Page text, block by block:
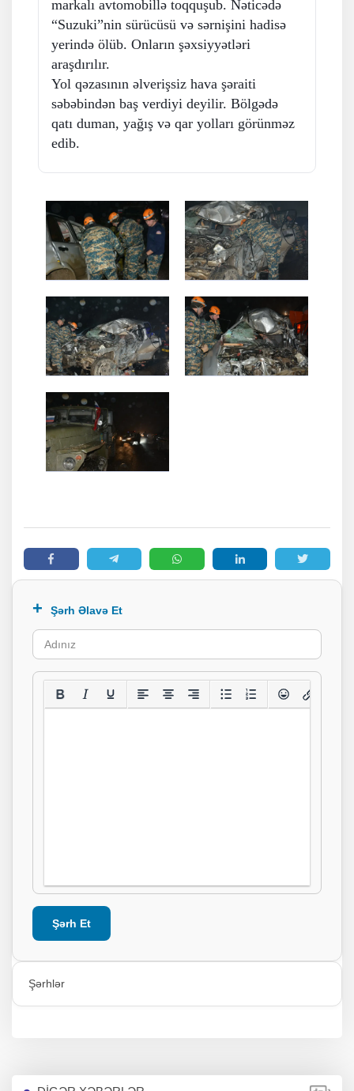
markalı avtomobillə toqquşub. Nəticədə
“Suzuki”nin sürücüsü və sərnişini hadisə
yerində ölüb. Onların şəxsiyyətləri
araşdırılır.
Yol qəzasının əlverişsiz hava şəraiti
səbəbindən baş verdiyi deyilir. Bölgədə
qatı duman, yağış və qar yolları görünməz
edib.
Şərh Əlavə Et
Şərh Et
Şərhlər